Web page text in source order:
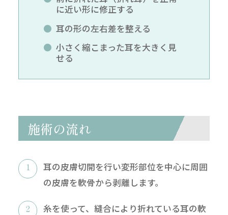
に近い形に修正する
耳の形の左右差を整える
小さく縮こまった耳を大きく見
せる
施術の流れ
耳の皮膚切開を行い変形部位を中心に周囲
の皮膚を軟骨から剥離します。
糸を使って、縫合により折れている耳の軟